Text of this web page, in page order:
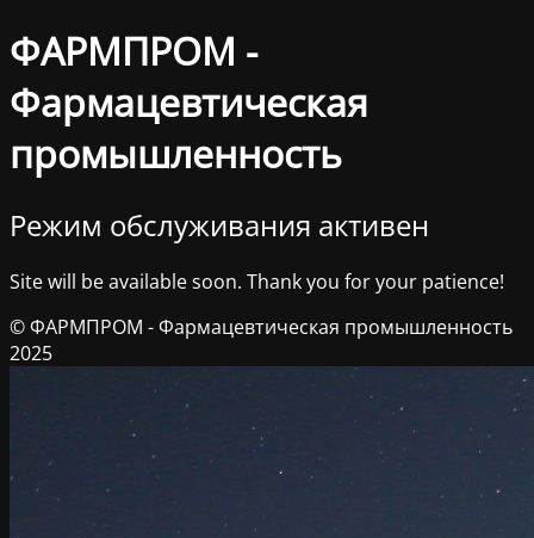
ФАРМПРОМ -
Фармацевтическая
промышленность
Режим обслуживания активен
Site will be available soon. Thank you for your patience!
© ФАРМПРОМ - Фармацевтическая промышленность
2025